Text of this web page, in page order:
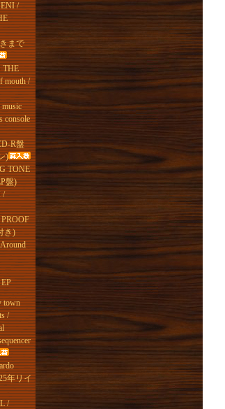
/
まで
THE
mouth /
console
R盤
)
TONE
盤)
/
き)
town
/
年リイ
/